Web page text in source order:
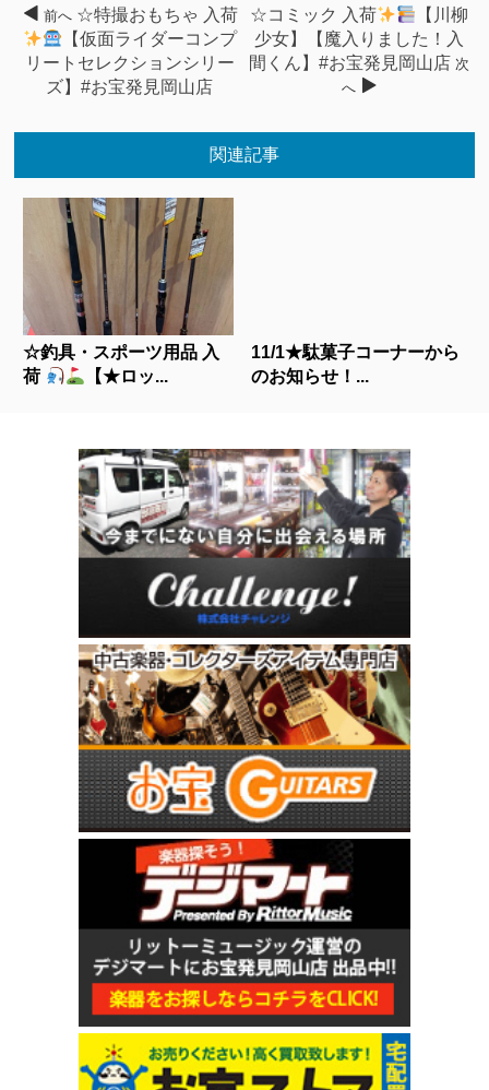
前へ ☆特撮おもちゃ 入荷
【仮面ライダーコンプ
リートセレクションシリー
ズ】#お宝発見岡山店
☆コミック 入荷
【川柳
少女】【魔入りました！入
間くん】#お宝発見岡山店 次
へ
関連記事
☆釣具・スポーツ用品 入
荷
【★ロッ...
11/1★駄菓子コーナーから
のお知らせ！...